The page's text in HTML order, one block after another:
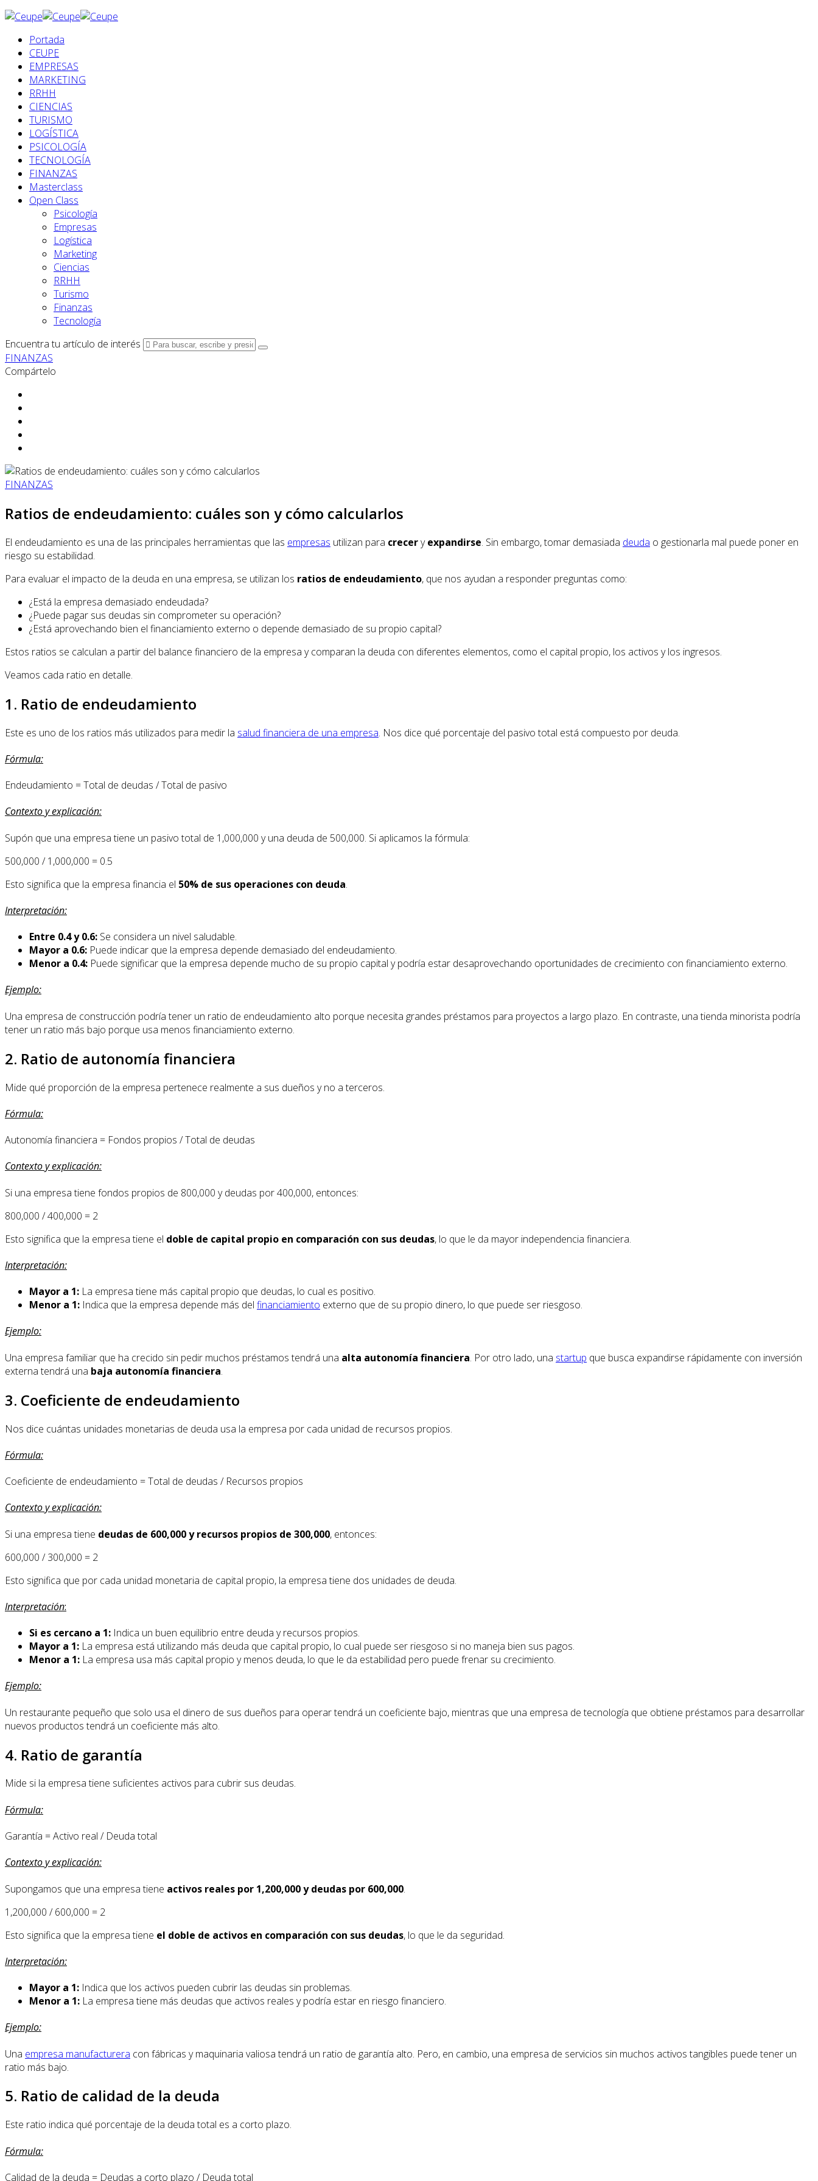
Portada
CEUPE
EMPRESAS
MARKETING
RRHH
CIENCIAS
TURISMO
LOGÍSTICA
PSICOLOGÍA
TECNOLOGÍA
FINANZAS
Masterclass
Open Class
Psicología
Empresas
Logística
Marketing
Ciencias
RRHH
Turismo
Finanzas
Tecnología
Encuentra tu artículo de interés
FINANZAS
Compártelo
FINANZAS
Ratios de endeudamiento: cuáles son y cómo calcularlos
El endeudamiento es una de las principales herramientas que las empresas utilizan para creceryexpandirse. Sin embargo, tomar demasiada deuda o gestionarla mal puede poner en
riesgo su estabilidad.
Para evaluar el impacto de la deuda en una empresa, se utilizan los ratios de endeudamiento, que nos ayudan a responder preguntas como:
¿Está la empresa demasiado endeudada?
¿Puede pagar sus deudas sin comprometer su operación?
¿Está aprovechando bien el financiamiento externo o depende demasiado de su propio capital?
Estos ratios se calculan a partir del balance financiero de la empresa y comparan la deuda con diferentes elementos, como el capital propio, los activos y los ingresos.
Veamos cada ratio en detalle.
1. Ratio de endeudamiento
Este es uno de los ratios más utilizados para medir la salud financiera de una empresa. Nos dice qué porcentaje del pasivo total está compuesto por deuda.
Fórmula:
Endeudamiento = Total de deudas / Total de pasivo
Contexto y explicación:
Supón que una empresa tiene un pasivo total de 1,000,000 y una deuda de 500,000. Si aplicamos la fórmula:
500,000 / 1,000,000 = 0.5
Esto significa que la empresa financia el 50% de sus operaciones con deuda.
Interpretación:
Entre 0.4 y 0.6: Se considera un nivel saludable.
Mayor a 0.6: Puede indicar que la empresa depende demasiado del endeudamiento.
Menor a 0.4: Puede significar que la empresa depende mucho de su propio capital y podría estar desaprovechando oportunidades de crecimiento con financiamiento externo.
Ejemplo:
Una empresa de construcción podría tener un ratio de endeudamiento alto porque necesita grandes préstamos para proyectos a largo plazo. En contraste, una tienda minorista podría
tener un ratio más bajo porque usa menos financiamiento externo.
2. Ratio de autonomía financiera
Mide qué proporción de la empresa pertenece realmente a sus dueños y no a terceros.
Fórmula:
Autonomía financiera = Fondos propios / Total de deudas
Contexto y explicación:
Si una empresa tiene fondos propios de 800,000 y deudas por 400,000, entonces:
800,000 / 400,000 = 2
Esto significa que la empresa tiene el doble de capital propio en comparación con sus deudas, lo que le da mayor independencia financiera.
Interpretación:
Mayor a 1: La empresa tiene más capital propio que deudas, lo cual es positivo.
Menor a 1: Indica que la empresa depende más del financiamiento externo que de su propio dinero, lo que puede ser riesgoso.
Ejemplo:
Una empresa familiar que ha crecido sin pedir muchos préstamos tendrá una alta autonomía financiera. Por otro lado, una startup que busca expandirse rápidamente con inversión
externa tendrá una baja autonomía financiera.
3. Coeficiente de endeudamiento
Nos dice cuántas unidades monetarias de deuda usa la empresa por cada unidad de recursos propios.
Fórmula:
Coeficiente de endeudamiento = Total de deudas / Recursos propios
Contexto y explicación:
Si una empresa tiene deudas de 600,000 y recursos propios de 300,000, entonces:
600,000 / 300,000 = 2
Esto significa que por cada unidad monetaria de capital propio, la empresa tiene dos unidades de deuda.
Interpretación:
Si es cercano a 1: Indica un buen equilibrio entre deuda y recursos propios.
Mayor a 1: La empresa está utilizando más deuda que capital propio, lo cual puede ser riesgoso si no maneja bien sus pagos.
Menor a 1: La empresa usa más capital propio y menos deuda, lo que le da estabilidad pero puede frenar su crecimiento.
Ejemplo:
Un restaurante pequeño que solo usa el dinero de sus dueños para operar tendrá un coeficiente bajo, mientras que una empresa de tecnología que obtiene préstamos para desarrollar
nuevos productos tendrá un coeficiente más alto.
4. Ratio de garantía
Mide si la empresa tiene suficientes activos para cubrir sus deudas.
Fórmula:
Garantía = Activo real / Deuda total
Contexto y explicación:
Supongamos que una empresa tiene activos reales por 1,200,000 y deudas por 600,000.
1,200,000 / 600,000 = 2
Esto significa que la empresa tiene el doble de activos en comparación con sus deudas, lo que le da seguridad.
Interpretación:
Mayor a 1: Indica que los activos pueden cubrir las deudas sin problemas.
Menor a 1: La empresa tiene más deudas que activos reales y podría estar en riesgo financiero.
Ejemplo:
Una empresa manufacturera con fábricas y maquinaria valiosa tendrá un ratio de garantía alto. Pero, en cambio, una empresa de servicios sin muchos activos tangibles puede tener un
ratio más bajo.
5. Ratio de calidad de la deuda
Este ratio indica qué porcentaje de la deuda total es a corto plazo.
Fórmula:
Calidad de la deuda = Deudas a corto plazo / Deuda total